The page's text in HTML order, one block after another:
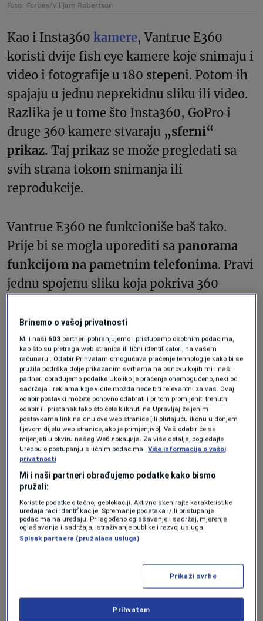
Foto: Forbes/Vilijam Robertson
Kao i Insta360 kamere, Vantrue E360
koristi dvije fish eye kamere koje snimaju i
video i fotografije u 180 stepeni. Potom ih
spajaju u jednu neprekidnu sliku ili video.
Razlika je u tome što Insta360, GoPro i
druge 360 kamere stvaraju „sferni“
prikaz. Taj prikaz se može pregledati sa
svih strana tokom snimanja ili
reprodukcije.
Vantrue E360 ne funkcioniše baš tako.
Prije bi se mogla uporediti sa panorama
funkcijom na pametnim telefonima. Pravi
jednu spojenu sliku koja pokriva 360
panorama fotografija.
Ipak, možete vidjeti sve što se dešava na
toj slici. Nema „mrtvih“ uglova. U
standardnoj postavci, E360 pokriva sve
ispred i sa strane vozila, kao i
unutrašnjost. Zadnji dio vozila ostaje
manje pokriven (posebno kod kombija ili
kada su zadnji prozori zaklonjeni), pa je
Vantrue mudro dodao
kamerukoja se može montirati unutar ili
spolja na zadnjem dijelu vozila, nudeći
dodatni širokougaoni pogled pozadi.
Postavljanje je prilično jednostavno, a
kamera dolazi sa brzootpuštajućim
nosačem, tako da se može koristiti i van
Brinemo o vašoj privatnosti
Mi i naši 603 partneri pohranjujemo i pristupamo osobnim podacima,
kao što su pretraga web stranica ili lični identifikatori, na vašem
računaru . Odabir Prihvatam omogućava praćenje tehnologije kako bi se
pružila podrška dolje prikazanim svrhama na osnovu kojih mi i naši
partneri obrađujemo podatke Ukoliko je praćenje onemogućeno, neki od
sadržaja i reklama koje vidite možda neće biti relevantni za vas. Ovaj
odabir postavki možete ponovno odabrati i pritom promijeniti trenutni
odabir ili pristanak tako što ćete kliknuti na Upravljaj željenim
postavkama link na dnu ove web stranice [ili plutajuću ikonu u donjem
lijevom dijelu web stranice, ako je primjenjivo]. Vaš odabir će se
mijenjati u okviru našeg Wеб локација. Za više detalja, pogledajte
Uredbu o postupanju s ličnim podacima. Više informacija o vašoj
privatnosti
Mi i naši partneri obrađujemo podatke kako bismo
pružali:
Koristite podatke o tačnoj geolokaciji. Aktivno skenirajte karakteristike
uređaja radi identifikacije. Spremanje podataka i/ili pristupanje
podacima na uređaju. Prilagođeno oglašavanje i sadržaj, mjerenje
oglašavanja i sadržaja, istraživanje publike i razvoj usluga.
Spisak partnera (pružalaca usluga)
Prikaži svrhe
Prihvatam